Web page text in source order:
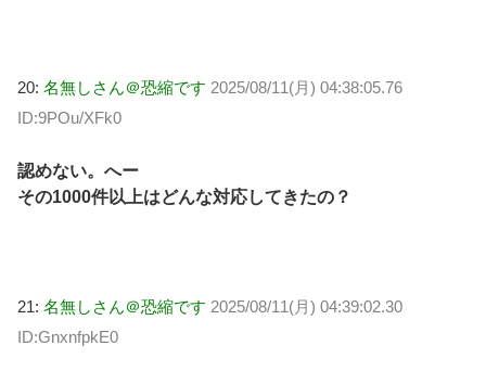
20: 名無しさん＠恐縮です 2025/08/11(月) 04:38:05.76
ID:9POu/XFk0
認めない。へー
その1000件以上はどんな対応してきたの？
21: 名無しさん＠恐縮です 2025/08/11(月) 04:39:02.30
ID:GnxnfpkE0